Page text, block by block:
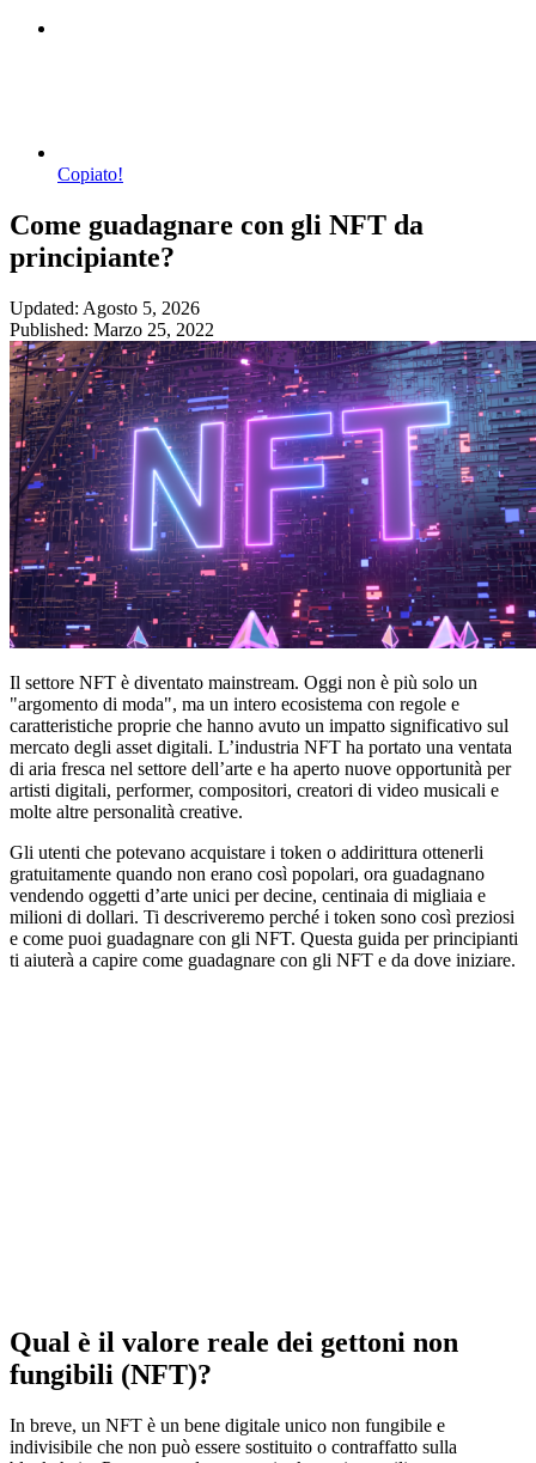
Copiato!
Come guadagnare con gli NFT da
principiante?
Updated: Agosto 5, 2026
Published: Marzo 25, 2022
Il settore NFT è diventato mainstream. Oggi non è più solo un
"argomento di moda", ma un intero ecosistema con regole e
caratteristiche proprie che hanno avuto un impatto significativo sul
mercato degli asset digitali. L’industria NFT ha portato una ventata
di aria fresca nel settore dell’arte e ha aperto nuove opportunità per
artisti digitali, performer, compositori, creatori di video musicali e
molte altre personalità creative.
Gli utenti che potevano acquistare i token o addirittura ottenerli
gratuitamente quando non erano così popolari, ora guadagnano
vendendo oggetti d’arte unici per decine, centinaia di migliaia e
milioni di dollari. Ti descriveremo perché i token sono così preziosi
e come puoi guadagnare con gli NFT. Questa guida per principianti
ti aiuterà a capire come guadagnare con gli NFT e da dove iniziare.
Qual è il valore reale dei gettoni non
fungibili (NFT)?
In breve, un NFT è un bene digitale unico non fungibile e
indivisibile che non può essere sostituito o contraffatto sulla